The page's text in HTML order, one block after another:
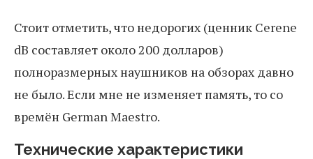
Стоит отметить, что недорогих (ценник Cerene
dB составляет около 200 долларов)
полноразмерных наушников на обзорах давно
не было. Если мне не изменяет память, то со
времён German Maestro.
Технические характеристики